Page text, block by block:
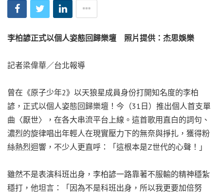
李柏諺正式以個人姿態回歸樂壇 照片提供：杰思娛樂
記者梁偉華／台北報導
曾在《原子少年2》以天狼星成員身份打開知名度的李柏
諺，正式以個人姿態回歸樂壇！今（31日）推出個人首支單
曲〈厭世〉，在各大串流平台上線。這首歌用直白的詞句、
濃烈的旋律唱出年輕人在現實壓力下的無奈與掙扎，獲得粉
絲熱烈迴響，不少人更直呼：「這根本是Z世代的心聲！」
雖然不是表演科班出身，李柏諺一路靠著不服輸的精神穩紮
穩打，他坦言：「因為不是科班出身，所以我更要加倍努